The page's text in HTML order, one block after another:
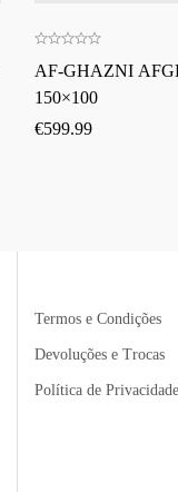
AF-GHAZNI
150×100
€599.99
Termos e Condições
Devoluções e Trocas
Política de Privacidade